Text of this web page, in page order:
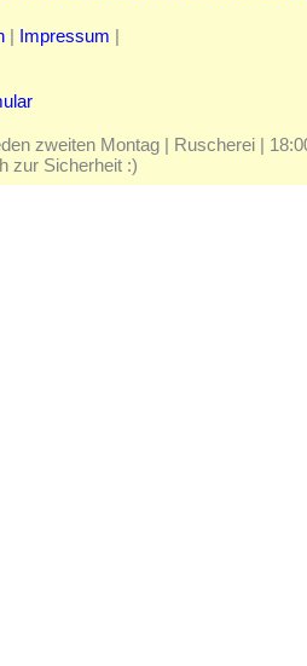
| Impressum |
zweiten Montag | Ruscherei |
zur Sicherheit :)